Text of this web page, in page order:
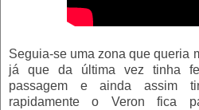
Seguia-se uma zona que queria
já que da última vez tinha
passagem e ainda assim
rapidamente o Veron fica